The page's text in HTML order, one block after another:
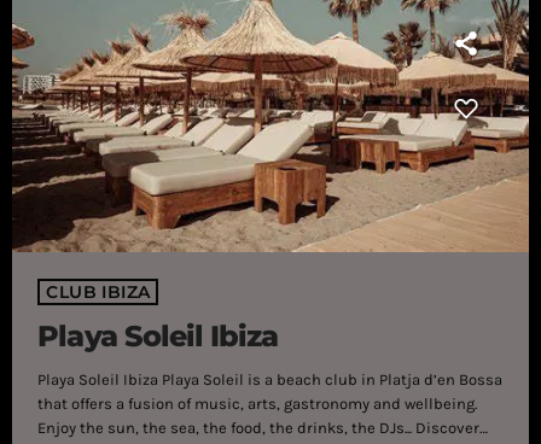
CLUB IBIZA
Playa Soleil Ibiza
Playa Soleil Ibiza Playa Soleil is a beach club in Platja d’en Bossa
that offers a fusion of music, arts, gastronomy and wellbeing.
Enjoy the sun, the sea, the food, the drinks, the DJs... Discover